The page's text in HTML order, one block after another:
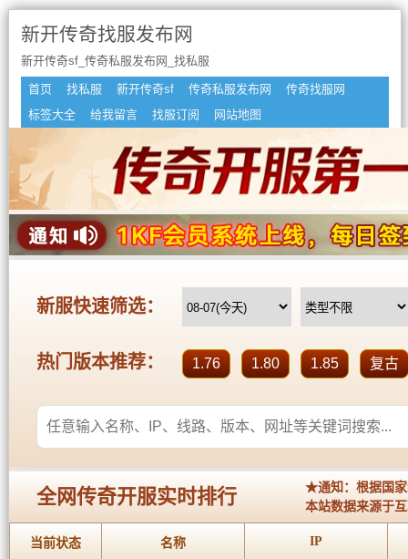
新开传奇找服发布网
新开传奇sf_传奇私服发布网_找私服
首页 找私服 新开传奇sf 传奇私服发布网
传奇找服网
标签大全
给我留言 找服订阅 网站地图